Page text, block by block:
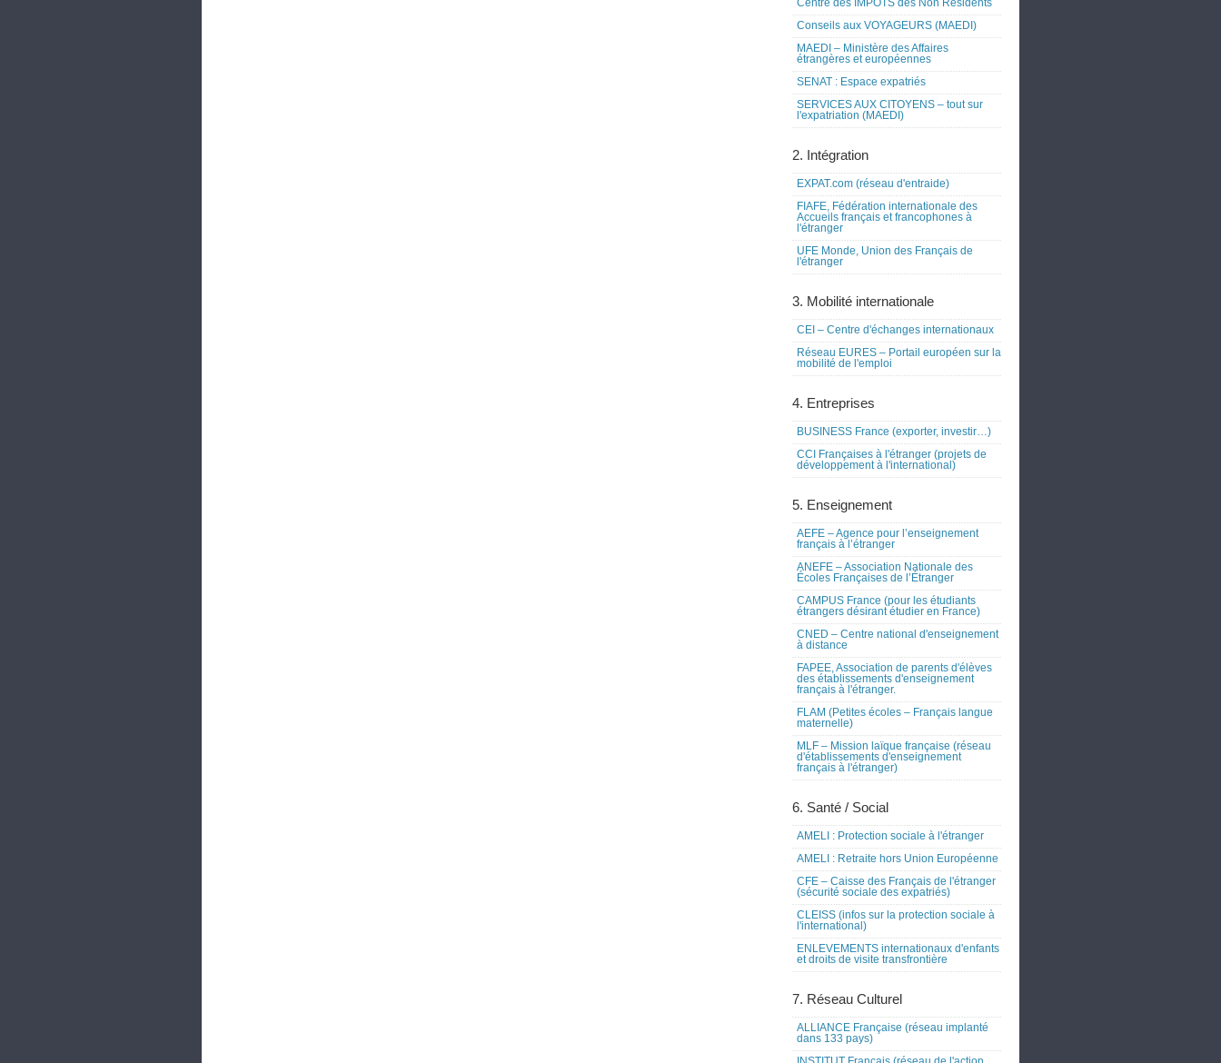
Centre des IMPOTS des Non Résidents
Conseils aux VOYAGEURS (MAEDI)
MAEDI – Ministère des Affaires
étrangères et européennes
SENAT : Espace expatriés
SERVICES AUX CITOYENS – tout sur
l'expatriation (MAEDI)
2. Intégration
EXPAT.com (réseau d'entraide)
FIAFE, Fédération internationale des
Accueils français et francophones à
l'étranger
UFE Monde, Union des Français de
l'étranger
3. Mobilité internationale
CEI – Centre d'échanges internationaux
Réseau EURES – Portail européen sur la
mobilité de l'emploi
4. Entreprises
BUSINESS France (exporter, investir…)
CCI Françaises à l'étranger (projets de
développement à l'international)
5. Enseignement
AEFE – Agence pour l’enseignement
français à l’étranger
ANEFE – Association Nationale des
Écoles Françaises de l’Étranger
CAMPUS France (pour les étudiants
étrangers désirant étudier en France)
CNED – Centre national d'enseignement
à distance
FAPEE, Association de parents d'élèves
des établissements d'enseignement
français à l'étranger.
FLAM (Petites écoles – Français langue
maternelle)
MLF – Mission laïque française (réseau
d'établissements d'enseignement
français à l'étranger)
6. Santé / Social
AMELI : Protection sociale à l'étranger
AMELI : Retraite hors Union Européenne
CFE – Caisse des Français de l'étranger
(sécurité sociale des expatriés)
CLEISS (infos sur la protection sociale à
l'international)
ENLEVEMENTS internationaux d'enfants
et droits de visite transfrontière
7. Réseau Culturel
ALLIANCE Française (réseau implanté
dans 133 pays)